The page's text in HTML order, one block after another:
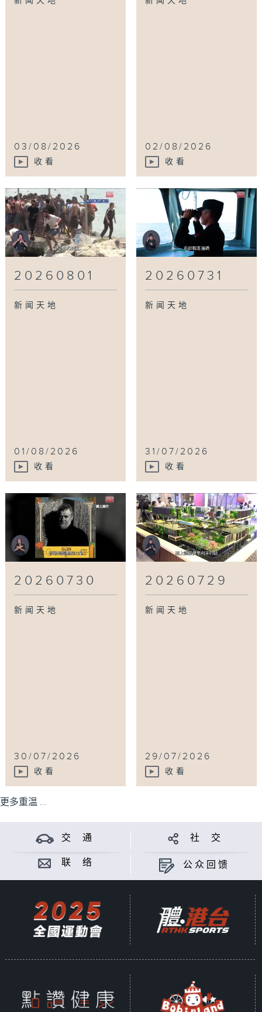
03/08/2026
收看
02/08/2026
收看
20260801
新闻天地
01/08/2026
收看
20260731
新闻天地
31/07/2026
收看
20260730
新闻天地
30/07/2026
收看
20260729
新闻天地
29/07/2026
收看
更多重温 ...
交 通 社 交
联 络 公众回馈